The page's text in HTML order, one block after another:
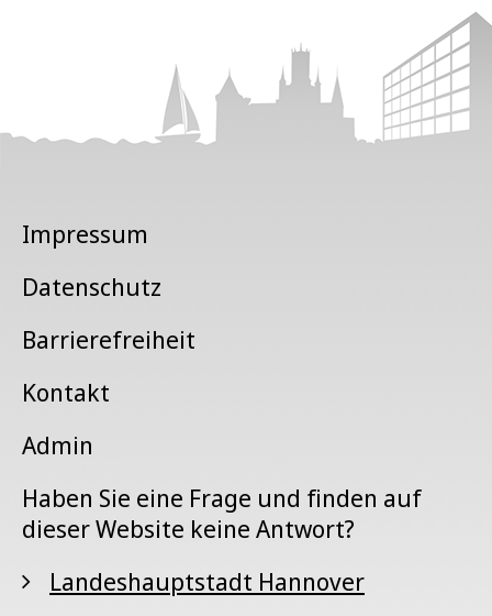
Impressum
Datenschutz
Barrierefreiheit
Kontakt
Admin
Haben Sie eine Frage und finden auf
dieser Website keine Antwort?
Landeshauptstadt Hannover